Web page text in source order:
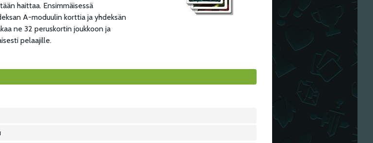
haittaa. Ensimmäisessä
A-moduulin korttia ja yhdeksän
ne 32 peruskortin joukkoon ja
pelaajille.